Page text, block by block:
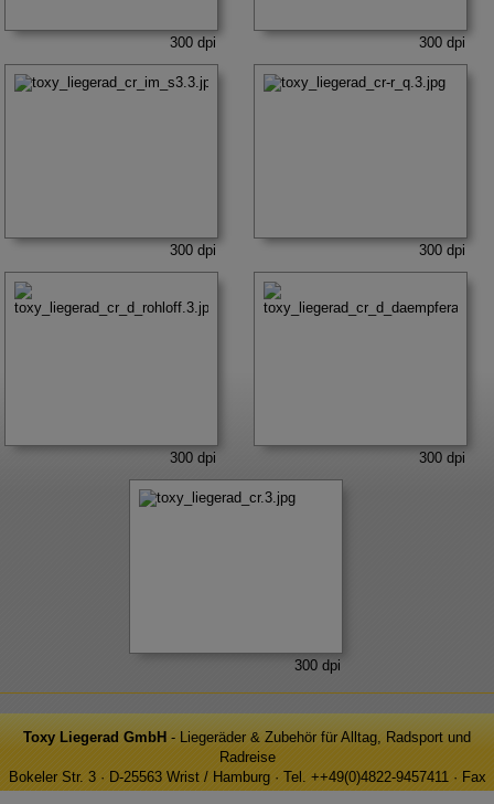
300 dpi 300 dpi
300 dpi 300 dpi
300 dpi 300 dpi
300 dpi
Toxy Liegerad GmbH - Liegeräder & Zubehör für Alltag, Radsport und
Radreise
Bokeler Str. 3 · D-25563 Wrist / Hamburg · Tel. ++49(0)4822-9457411 · Fax